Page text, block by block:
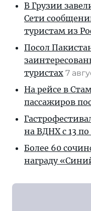
В Грузии
Сети
туристам из
Посол
туристах 7
На рейсе в
пассажиров
на ВДНХ с 13 по
Более 60
награду